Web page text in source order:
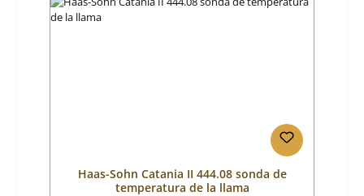
Haas-Sohn Catania II 444.08 sonda de
temperatura de la llama